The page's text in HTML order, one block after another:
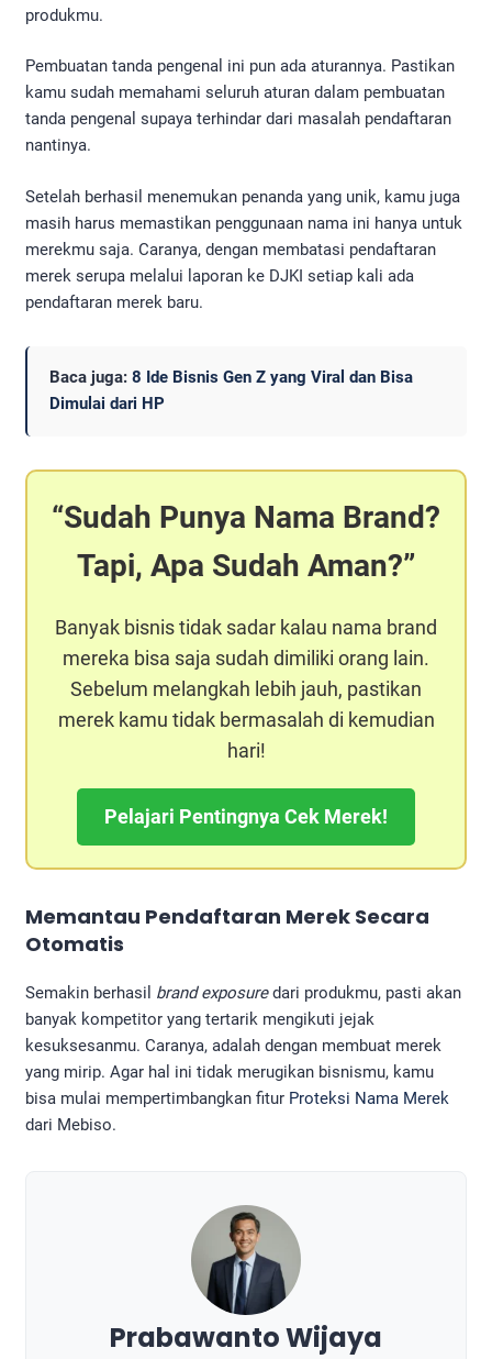
produkmu.
Pembuatan tanda pengenal ini pun ada aturannya. Pastikan
kamu sudah memahami seluruh aturan dalam pembuatan
tanda pengenal supaya terhindar dari masalah pendaftaran
nantinya.
Setelah berhasil menemukan penanda yang unik, kamu juga
masih harus memastikan penggunaan nama ini hanya untuk
merekmu saja. Caranya, dengan membatasi pendaftaran
merek serupa melalui laporan ke DJKI setiap kali ada
pendaftaran merek baru.
Baca juga: 8 Ide Bisnis Gen Z yang Viral dan Bisa
Dimulai dari HP
Sudah Punya Nama Brand?
Tapi, Apa Sudah Aman?
Banyak bisnis tidak sadar kalau nama brand
mereka bisa saja sudah dimiliki orang lain.
Sebelum melangkah lebih jauh, pastikan
merek kamu tidak bermasalah di kemudian
hari!
Pelajari Pentingnya Cek Merek!
Memantau Pendaftaran Merek Secara
Otomatis
Semakin berhasil brand exposuredari produkmu, pasti akan
banyak kompetitor yang tertarik mengikuti jejak
kesuksesanmu. Caranya, adalah dengan membuat merek
yang mirip. Agar hal ini tidak merugikan bisnismu, kamu
bisa mulai mempertimbangkan fitur Proteksi Nama Merek
dari Mebiso.
Prabawanto Wijaya